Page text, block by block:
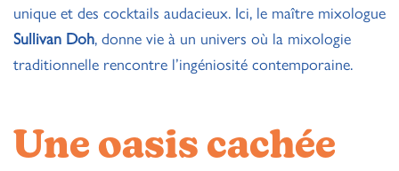
unique et des cocktails audacieux. Ici, le maître mixologue
Sullivan Doh, donne vie à un univers où la mixologie
traditionnelle rencontre l’ingéniosité contemporaine.
Une oasis cachée